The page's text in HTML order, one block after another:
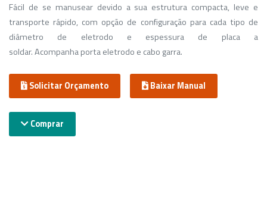
Fácil de se manusear devido a sua estrutura compacta, leve e
transporte rápido, com opção de configuração para cada tipo de
diâmetro de eletrodo e espessura de placa a
soldar. Acompanha porta eletrodo e cabo garra.
Solicitar Orçamento Baixar Manual
Comprar